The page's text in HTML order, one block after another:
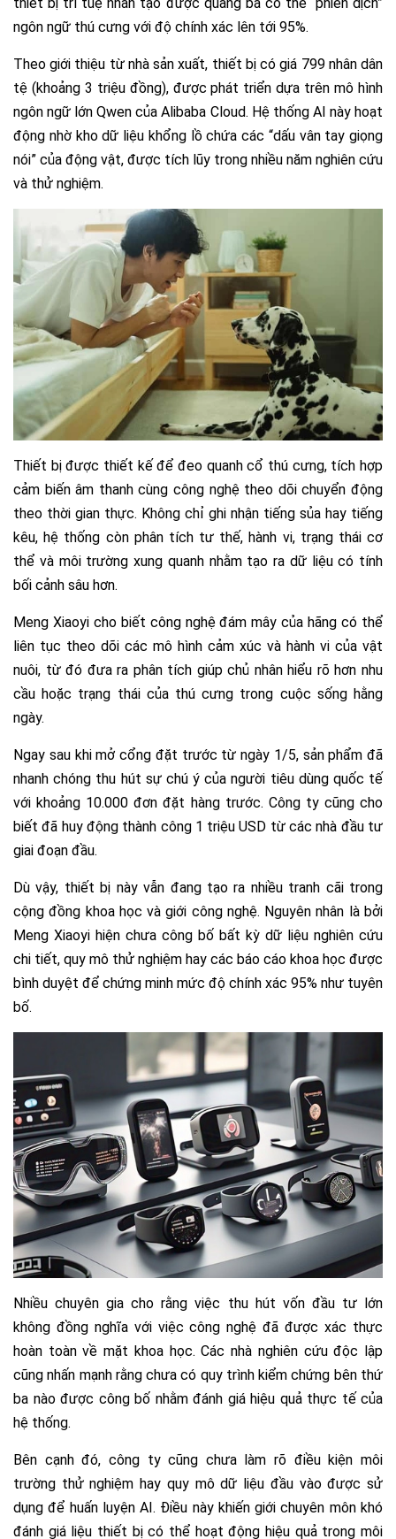
ngôn ngữ thú cưng với độ chính xác lên tới 95%.
Theo giới thiệu từ nhà sản xuất, thiết bị có giá 799 nhân dân
tệ (khoảng 3 triệu đồng), được phát triển dựa trên mô hình
ngôn ngữ lớn Qwen của Alibaba Cloud. Hệ thống AI này hoạt
động nhờ kho dữ liệu khổng lồ chứa các “dấu vân tay giọng
nói” của động vật, được tích lũy trong nhiều năm nghiên cứu
và thử nghiệm.
Thiết bị được thiết kế để đeo quanh cổ thú cưng, tích hợp
cảm biến âm thanh cùng công nghệ theo dõi chuyển động
theo thời gian thực. Không chỉ ghi nhận tiếng sủa hay tiếng
kêu, hệ thống còn phân tích tư thế, hành vi, trạng thái cơ
thể và môi trường xung quanh nhằm tạo ra dữ liệu có tính
bối cảnh sâu hơn.
Meng Xiaoyi cho biết công nghệ đám mây của hãng có thể
liên tục theo dõi các mô hình cảm xúc và hành vi của vật
nuôi, từ đó đưa ra phân tích giúp chủ nhân hiểu rõ hơn nhu
cầu hoặc trạng thái của thú cưng trong cuộc sống hằng
ngày.
Ngay sau khi mở cổng đặt trước từ ngày 1/5, sản phẩm đã
nhanh chóng thu hút sự chú ý của người tiêu dùng quốc tế
với khoảng 10.000 đơn đặt hàng trước. Công ty cũng cho
biết đã huy động thành công 1 triệu USD từ các nhà đầu tư
giai đoạn đầu.
Dù vậy, thiết bị này vẫn đang tạo ra nhiều tranh cãi trong
cộng đồng khoa học và giới công nghệ. Nguyên nhân là bởi
Meng Xiaoyi hiện chưa công bố bất kỳ dữ liệu nghiên cứu
chi tiết, quy mô thử nghiệm hay các báo cáo khoa học được
bình duyệt để chứng minh mức độ chính xác 95% như tuyên
bố.
Nhiều chuyên gia cho rằng việc thu hút vốn đầu tư lớn
không đồng nghĩa với việc công nghệ đã được xác thực
hoàn toàn về mặt khoa học. Các nhà nghiên cứu độc lập
cũng nhấn mạnh rằng chưa có quy trình kiểm chứng bên thứ
ba nào được công bố nhằm đánh giá hiệu quả thực tế của
hệ thống.
Bên cạnh đó, công ty cũng chưa làm rõ điều kiện môi
trường thử nghiệm hay quy mô dữ liệu đầu vào được sử
dụng để huấn luyện AI. Điều này khiến giới chuyên môn khó
đánh giá liệu thiết bị có thể hoạt động hiệu quả trong môi